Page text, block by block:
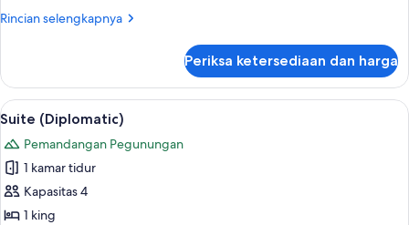
Rincian selengkapnya
Rincian
Suite
(Ambassador)
Periksa ketersediaan dan harga
Lihat
semua
foto
untuk
Suite
(Diplomatic)
Suite (Diplomatic) | Seprai premium,
4
Suite (Diplomatic)
Pemandangan Pegunungan
1 kamar tidur
Kapasitas 4
1 king